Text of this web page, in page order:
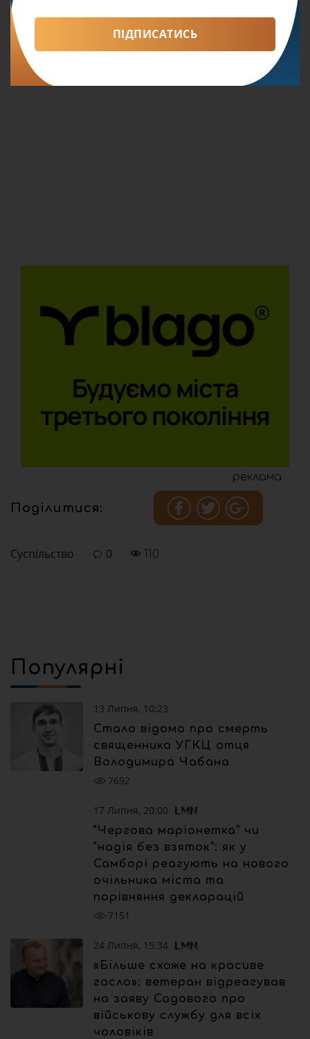
реклама
Поділитися:
Суспільство 0 110
Популярні
13 Липня, 10:23
Стало відомо про смерть
священника УГКЦ отця
Володимира Чабана
7692
17 Липня, 20:00
“Чергова маріонетка” чи
“надія без взяток”: як у
Самборі реагують на нового
очільника міста та
порівняння декларацій
7151
24 Липня, 15:34
«Більше схоже на красиве
гасло»: ветеран відреагував
на заяву Садового про
військову службу для всіх
чоловіків
ПІДПИСАТИСЬ